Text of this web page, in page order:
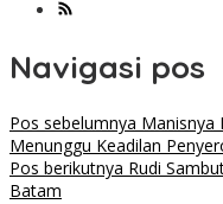
Navigasi pos
Pos sebelumnya Manisnya
Menunggu Keadilan
Pos berikutnya Rudi
Batam